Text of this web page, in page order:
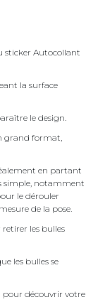
sticker Autocollant
la surface
le design.
grand format,
en partant
simple, notamment
le dérouler
de la pose.
les bulles
les bulles se
pour découvrir votre